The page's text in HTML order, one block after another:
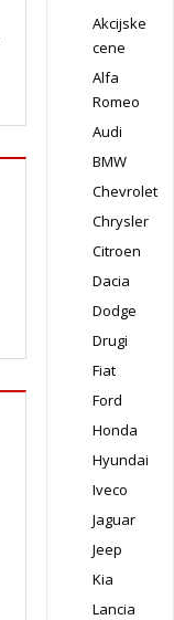
Akcijske
cene
Alfa
Romeo
Audi
BMW
Chevrolet
Chrysler
Citroen
Dacia
Dodge
Drugi
Fiat
Ford
Honda
Hyundai
Iveco
Jaguar
Jeep
Kia
Lancia